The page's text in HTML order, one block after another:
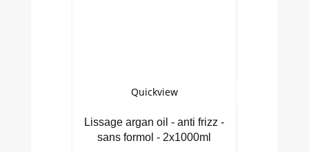
Quickview
Lissage argan oil - anti frizz -
sans formol - 2x1000ml